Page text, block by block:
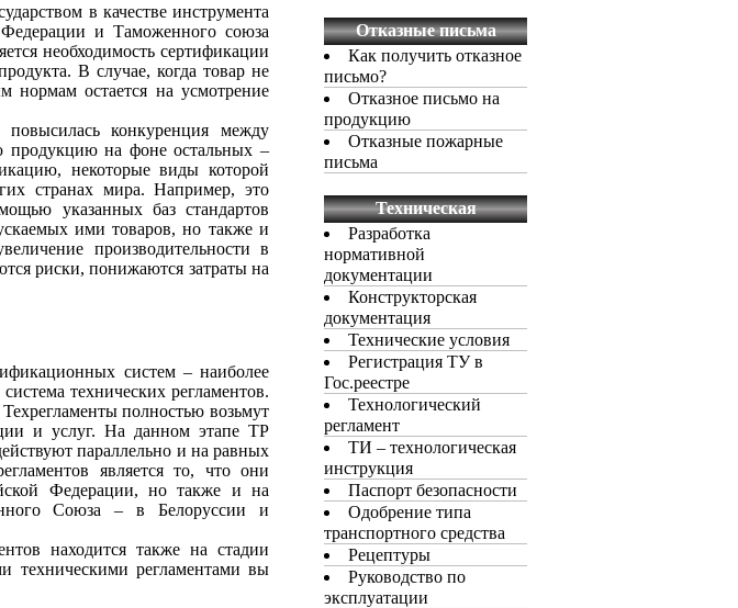
в качестве инструмента
Федерации и Таможенного союза
необходимость сертификации
В случае, когда товар не
нормам остается на усмотрение
конкуренция между
продукцию на фоне остальных –
некоторые виды которой
странах мира. Например, это
указанных баз стандартов
ими товаров, но также и
производительности в
риски, понижаются затраты на
систем – наиболее
технических регламентов.
полностью возьмут
и услуг. На данном этапе ТР
параллельно и на равных
является то, что они
Федерации, но также и на
Союза – в Белоруссии и
находится также на стадии
техническими регламентами вы
Отказные письма
Как получить отказное
письмо?
Отказное письмо на
продукцию
Отказные пожарные
письма
Техническая
документация
Разработка
нормативной
документации
Конструкторская
документация
Технические условия
Регистрация ТУ в
Гос.реестре
Технологический
регламент
ТИ – технологическая
инструкция
Паспорт безопасности
Одобрение типа
транспортного средства
Рецептуры
Руководство по
эксплуатации